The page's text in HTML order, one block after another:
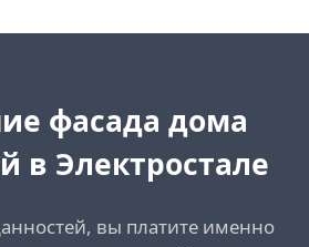
фасада дома
в Электростале
вы платите именно